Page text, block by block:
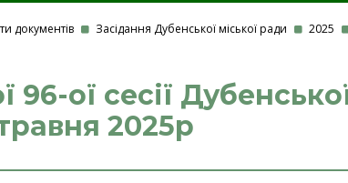
документів Засідання Дубенської міської ради 2025
96-ої сесії
2025р